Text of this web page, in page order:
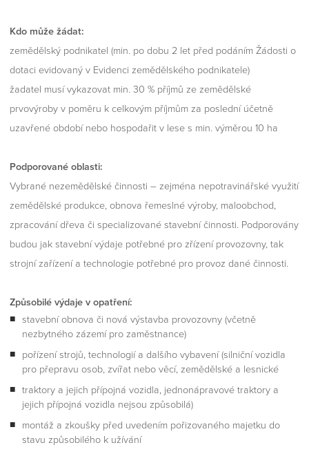
Kdo může žádat:
zemědělský podnikatel (min. po dobu 2 let před podáním Žádosti o
dotaci evidovaný v Evidenci zemědělského podnikatele)
žadatel musí vykazovat min. 30 % příjmů ze zemědělské
prvovýroby v poměru k celkovým příjmům za poslední účetně
uzavřené období nebo hospodařit v lese s min. výměrou 10 ha
Podporované oblasti:
Vybrané nezemědělské činnosti – zejména nepotravinářské využití
zemědělské produkce, obnova řemeslné výroby, maloobchod,
zpracování dřeva či specializované stavební činnosti. Podporovány
budou jak stavební výdaje potřebné pro zřízení provozovny, tak
strojní zařízení a technologie potřebné pro provoz dané činnosti.
Způsobilé výdaje v opatření:
stavební obnova či nová výstavba provozovny (včetně
nezbytného zázemí pro zaměstnance)
pořízení strojů, technologií a dalšího vybavení (silniční vozidla
pro přepravu osob, zvířat nebo věcí, zemědělské a lesnické
traktory a jejich přípojná vozidla, jednonápravové traktory a
jejich přípojná vozidla nejsou způsobilá)
montáž a zkoušky před uvedením pořizovaného majetku do
stavu způsobilého k užívání